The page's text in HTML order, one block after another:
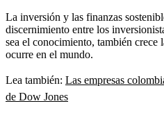
La inversión y las finanzas
discernimiento entre los
sea el conocimiento, también crece
ocurre en el mundo.
Lea también: Las empresas
de Dow Jones